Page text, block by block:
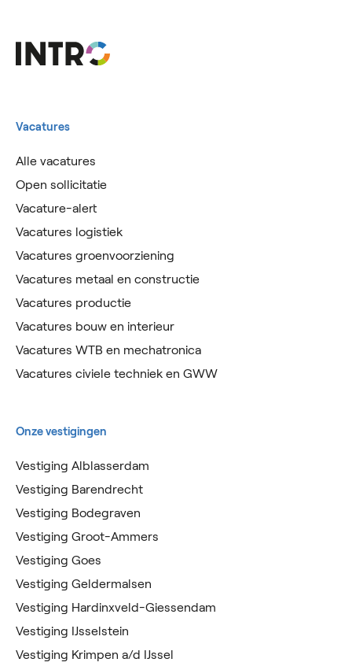
Vacatures
Alle vacatures
Open sollicitatie
Vacature-alert
Vacatures logistiek
Vacatures groenvoorziening
Vacatures metaal en constructie
Vacatures productie
Vacatures bouw en interieur
Vacatures WTB en mechatronica
Vacatures civiele techniek en GWW
Onze vestigingen
Vestiging Alblasserdam
Vestiging Barendrecht
Vestiging Bodegraven
Vestiging Groot-Ammers
Vestiging Goes
Vestiging Geldermalsen
Vestiging Hardinxveld-Giessendam
Vestiging IJsselstein
Vestiging Krimpen a/d IJssel